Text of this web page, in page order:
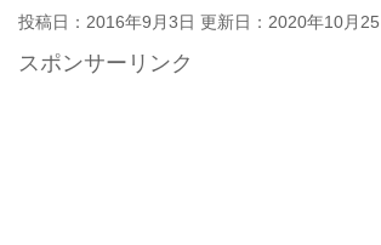
投稿日：2016年9月3日 更新日： 2020年10月25
スポンサーリンク